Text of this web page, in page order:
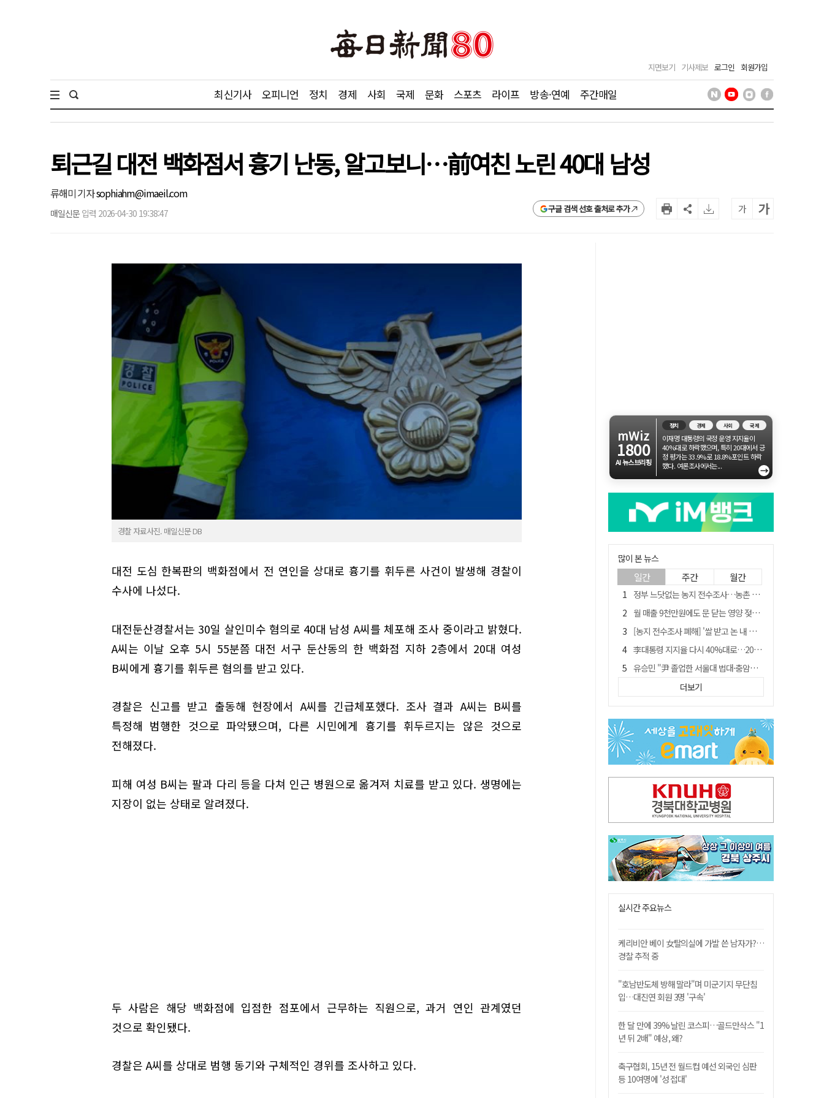
지면보기 기사제보 로그인 회원가입
최신기사 오피니언 정치 경제 사회 국제 문화 스포츠 라이프 방송·연예 주간매일
퇴근길 대전 백화점서 흉기 난동, 알고보니…前여친 노린 40대 남성
류해미 기자sophiahm@imaeil.com
매일신문 입력 2026-04-30 19:38:47 구글 검색 선호 출처로 추가 가 가
경찰 자료사진. 매일신문 DB
대전 도심 한복판의 백화점에서 전 연인을 상대로 흉기를 휘두른 사건이 발생해 경찰이
수사에 나섰다.
대전둔산경찰서는 30일 살인미수 혐의로 40대 남성 A씨를 체포해 조사 중이라고 밝혔다.
A씨는 이날 오후 5시 55분쯤 대전 서구 둔산동의 한 백화점 지하 2층에서 20대 여성
B씨에게 흉기를 휘두른 혐의를 받고 있다.
경찰은 신고를 받고 출동해 현장에서 A씨를 긴급체포했다. 조사 결과 A씨는 B씨를
특정해 범행한 것으로 파악됐으며, 다른 시민에게 흉기를 휘두르지는 않은 것으로
전해졌다.
피해 여성 B씨는 팔과 다리 등을 다쳐 인근 병원으로 옮겨져 치료를 받고 있다. 생명에는
지장이 없는 상태로 알려졌다.
두 사람은 해당 백화점에 입점한 점포에서 근무하는 직원으로, 과거 연인 관계였던
것으로 확인됐다.
경찰은 A씨를 상대로 범행 동기와 구체적인 경위를 조사하고 있다.
mWiz
1800
AI 뉴스브리핑
정치 경제 사회 국제
이재명 대통령의 국정 운영 지지율이
40%대로 하락했으며, 특히 20대에서 긍
정 평가는 33.9%로 18.8%포인트 하락
했다. 여론조사에서는...
→
많이 본 뉴스
일간 주간 월간
정부 느닷없는 농지 전수조사…농촌 들쑤시는 '경자유전'의 칼날
월 매출 9천만원에도 문 닫는 영양 젖소농장… "일할 사람이 없어"
[농지 전수조사 폐해] '쌀 받고 논 내 준' 도지농 이제 어쩌나?
李대통령 지지율 다시 40%대로…20대는 18.8%p 급락
유승민 "尹 졸업한 서울대 법대·충암고도 없애야"…李 육사 통합 직격
[농지 전수조사 폐해] 농지값도 흔들리나…"도지 막히면 헐값 매물 나올 수도"
국민 51.9% "李 대통령 재판 재개 필요하다"
경북 영천시, 9월부터 11월까지 반값 여행 혜택 제공
아쉬운 태클
더보기
실시간 주요뉴스
케리비안 베이 女탈의실에 가발 쓴 남자가?…
경찰 추적 중
"호남반도체 방해 말라"며 미군기지 무단침
입…대진연 회원 3명 '구속'
한 달 만에 39% 날린 코스피…골드만삭스 "1
년 뒤 2배" 예상, 왜?
축구협회, 15년 전 월드컵 예선 외국인 심판
등 10여명에 '성 접대'